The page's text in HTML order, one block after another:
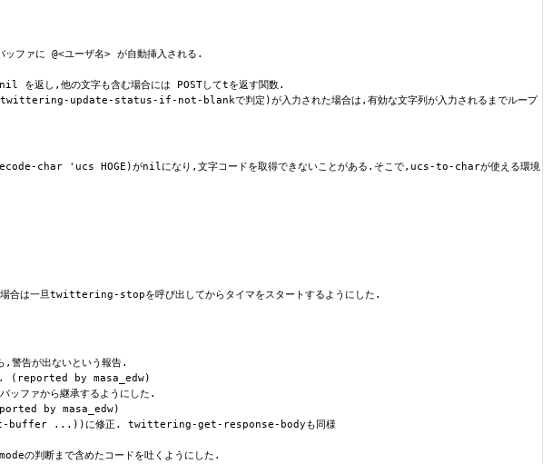
に @<ユーザ名> が自動挿入される.
他の文字も含む場合には POSTしてtを返す関数.
update-status-if-not-blankで判定)が入力された場合は,有効な文字列が入力されるまでループ
HOGE)がnilになり,文字コードを取得できないことがある.そこで,ucs-to-charが使える環境
twittering-stopを呼び出してからタイマをスタートするようにした.
が出ないという報告.
by masa_edw)
から継承するようにした.
by masa_edw)
...))に修正. twittering-get-response-bodyも同様
判断まで含めたコードを吐くようにした.